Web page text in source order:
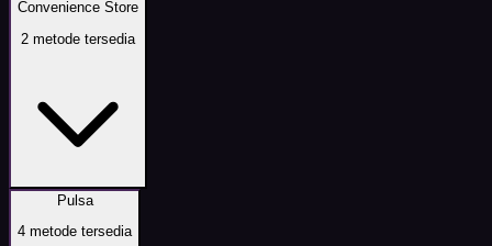
Convenience Store
2 metode tersedia
Pulsa
4 metode tersedia